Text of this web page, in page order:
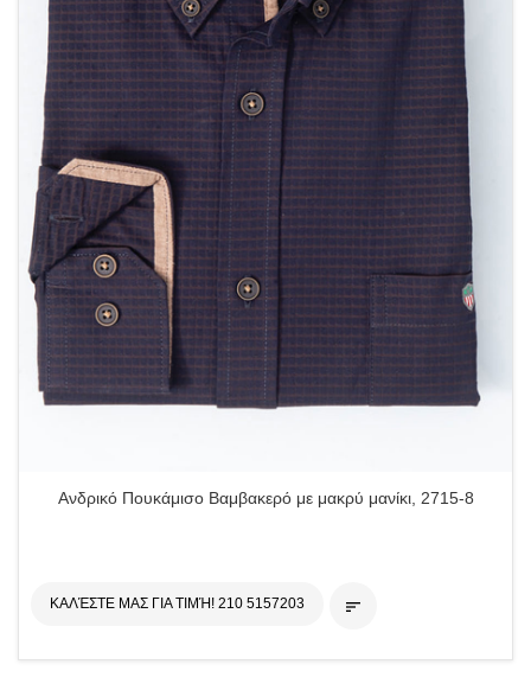
Ανδρικό Πουκάμισο Βαμβακερό με μακρύ μανίκι, 2715-8
ΚΑΛΈΣΤΕ ΜΑΣ ΓΙΑ ΤΙΜΉ! 210 5157203 